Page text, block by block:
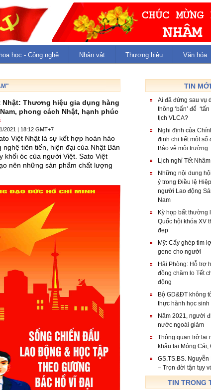
học - Công nghệ Nhân vật Thương hiệu Văn hóa
Nhật: Thương hiệu gia dụng hàng
phong cách Nhật, hạnh phúc
2021 | 18:12 GMT+7
Việt Nhật là sự kết hợp hoàn hảo
nghệ tiên tiến, hiện đại của Nhật Bản
khối óc của người Việt. Sato Việt
nên những sản phẩm chất lượng
TIN MỚI
Ai đã đứng sau vụ
thông ‘bẩn’ để
tịch VLCA?
Nghị định của
định chi tiết một số
Bảo vệ môi trường
Lịch nghỉ Tết
Những nội dung
ý trong Điều lệ
người Lao động
Nam
Kỳ họp bất thường
Quốc hội khóa XV
đẹp
Mỹ: Cấy ghép tim
gene cho người
Hải Phòng: Hỗ trợ
đồng chăm lo Tết
động
Bộ GD&ĐT không
thực hành học sinh
Năm 2021, người
nước ngoài giảm
Thông quan trở lại
khẩu tại Móng Cái,
GS.TS.BS. Nguyễn
– Trọn đời tận tụy
TIN TRONG